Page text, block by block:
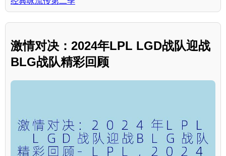
激情对决：2024年LPL LGD战队迎战
BLG战队精彩回顾